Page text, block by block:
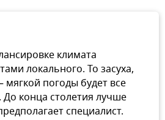
климата
локального. То засуха,
мягкой погоды будет все
конца столетия лучше
специалист.